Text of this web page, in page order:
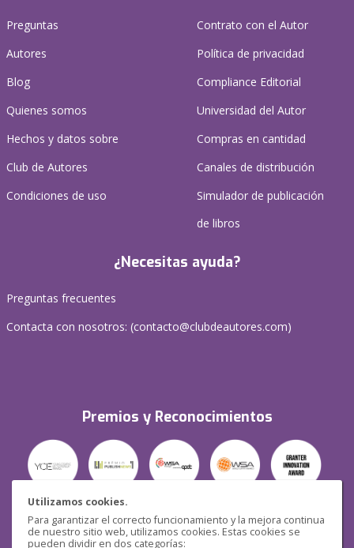
Utilizamos cookies.
Para garantizar el correcto funcionamiento y la mejora continua
de nuestro sitio web, utilizamos cookies. Estas cookies se
pueden dividir en dos categorías:
Preguntas
Autores
Blog
Quienes somos
Hechos y datos sobre
Club de Autores
Condiciones de uso
Contrato con el Autor
Política de privacidad
Compliance Editorial
Universidad del Autor
Compras en cantidad
Canales de distribución
Simulador de publicación
de libros
¿Necesitas ayuda?
Preguntas frecuentes
Contacta con nosotros: (contacto@clubdeautores.com)
Premios y Reconocimientos
Seguridad